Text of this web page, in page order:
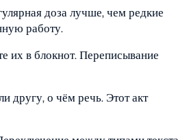
доза лучше, чем редкие
работу.
их в блокнот. Переписывание
другу, о чём речь. Этот акт